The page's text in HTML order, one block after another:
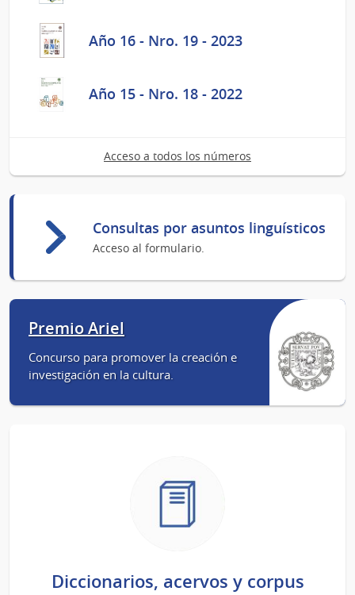
Año 16 - Nro. 19 - 2023
Año 15 - Nro. 18 - 2022
Acceso a todos los números
Consultas por asuntos linguísticos
Acceso al formulario.
Premio Ariel
Concurso para promover la creación e
investigación en la cultura.
Diccionarios, acervos y corpus